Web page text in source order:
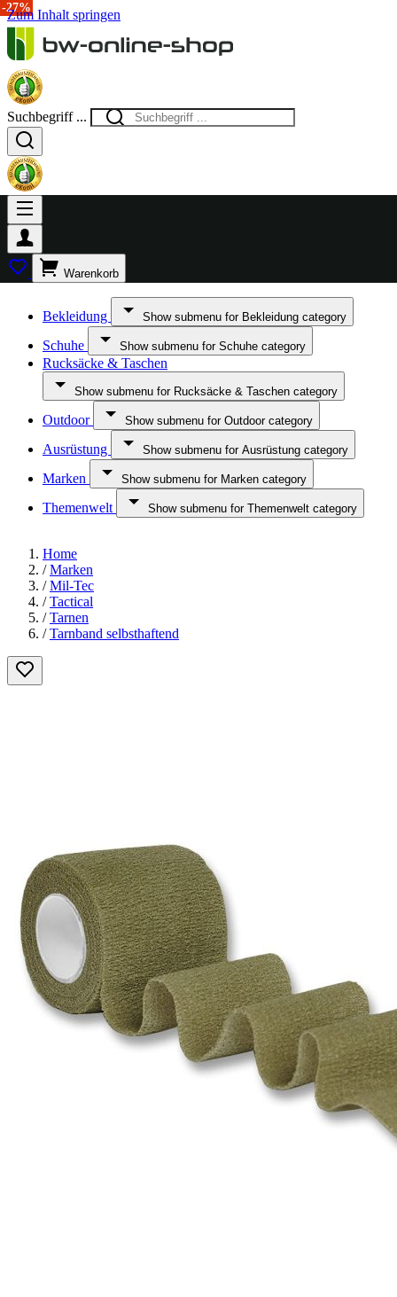
Zum Inhalt springen
Suchbegriff ...
Warenkorb
Bekleidung Show submenu for Bekleidung category
Schuhe Show submenu for Schuhe category
Rucksäcke & Taschen
Show submenu for Rucksäcke & Taschen category
Outdoor Show submenu for Outdoor category
Ausrüstung Show submenu for Ausrüstung category
Marken Show submenu for Marken category
Themenwelt Show submenu for Themenwelt category
Home
/ Marken
/ Mil-Tec
/ Tactical
/ Tarnen
/ Tarnband selbsthaftend
-27%